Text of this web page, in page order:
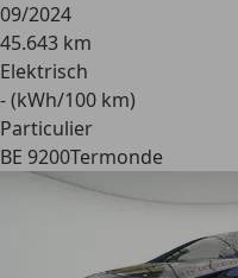
09/2024
45.643 km
Elektrisch
- (kWh/100 km)
Particulier
BE 9200Termonde